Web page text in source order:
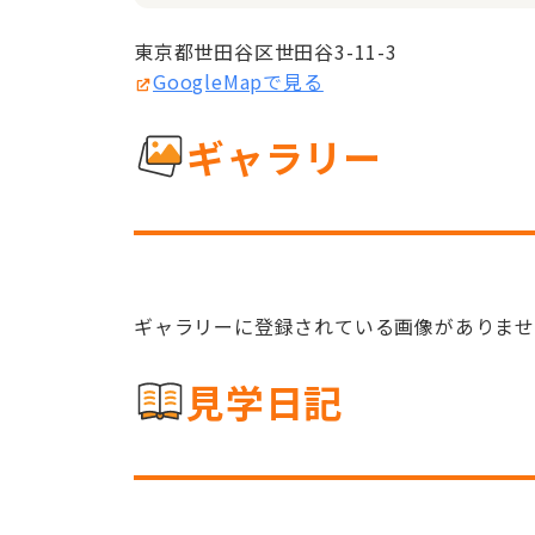
東京都世田谷区世田谷3-11-3
GoogleMapで見る
ギャラリー
ギャラリーに登録されている画像がありま
見学日記